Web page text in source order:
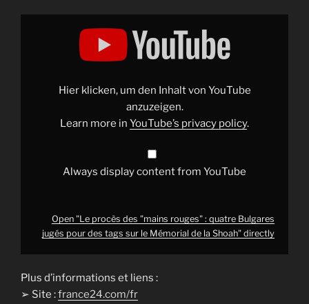
Display
BulgaresHier klicken, um den Inhalt von YouTube
anzuzeigen.
Learn more in YouTube’s privacy policy.
Always display content from YouTube
Open "Le procès des "mains rouges" : quatre Bulgares
jugés pour des tags sur le Mémorial de la Shoah" directly
Plus d’informations et liens :
➢ Site :france24.com/fr